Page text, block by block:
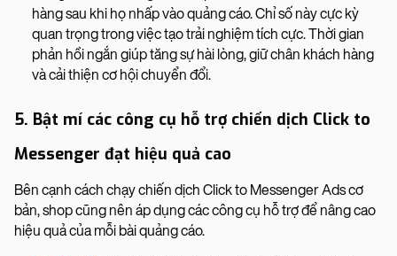
hàng sau khi họ nhấp vào quảng cáo. Chỉ số này cực kỳ
quan trọng trong việc tạo trải nghiệm tích cực. Thời gian
phản hồi ngắn giúp tăng sự hài lòng, giữ chân khách hàng
và cải thiện cơ hội chuyển đổi.
5. Bật mí các công cụ hỗ trợ chiến dịch Click to
Messenger đạt hiệu quả cao
Bên cạnh cách chạy chiến dịch Click to Messenger Ads cơ
bản, shop cũng nên áp dụng các công cụ hỗ trợ để nâng cao
hiệu quả của mỗi bài quảng cáo.